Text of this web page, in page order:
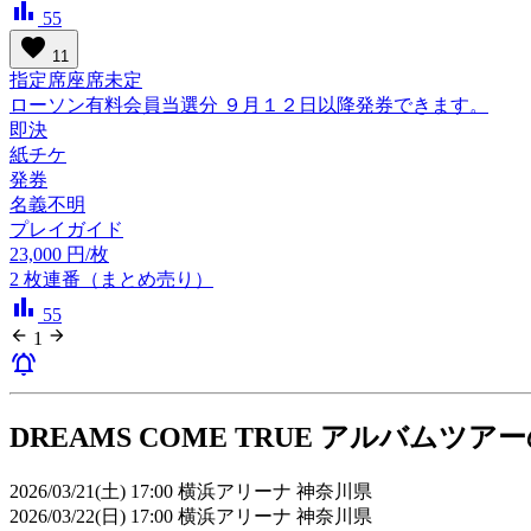
bar_chart 55
favorite 11
指定席座席未定
ローソン有料会員当選分 ９月１２日以降発券できます。
即決
紙チケ
発券
名義不明
プレイガイド
23,000 円/枚
2 枚連番（まとめ売り）
bar_chart 55
arrow_back 1 arrow_forward
notifications_active
DREAMS COME TRUE アルバムツア
2026/03/21(土) 17:00 横浜アリーナ 神奈川県
2026/03/22(日) 17:00 横浜アリーナ 神奈川県